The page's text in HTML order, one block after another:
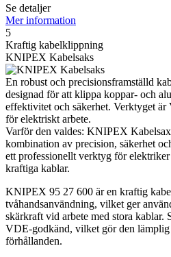
Se detaljer
Mer information
5
Kraftig kabelklippning
KNIPEX Kabelsaks
En robust och precisionsframställd
designad för att klippa koppar- och
effektivitet och säkerhet. Verktyget
för elektriskt arbete.
Varför den valdes: KNIPEX
kombination av precision, säkerhet
ett professionellt verktyg för
kraftiga kablar.
KNIPEX 95 27 600 är en kraftig
tvåhandsanvändning, vilket ger
skärkraft vid arbete med stora kablar.
VDE-godkänd, vilket gör den lämplig
förhållanden.